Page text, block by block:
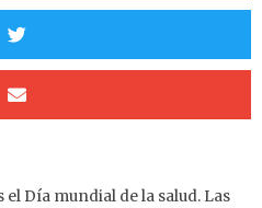
el Día mundial de la salud. Las